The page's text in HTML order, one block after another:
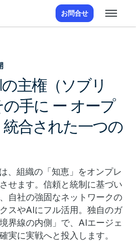
お問合せ
主権（ソブリ
手に ー オープ
合された一つの
、組織の「知恵」をオンプレ
せます。信頼と統制に基づい
自社の強固なネットワークの
スやAIにフル活用。独自のガ
界線の内側」で、AIエージェ
実に実戦へと投入します。